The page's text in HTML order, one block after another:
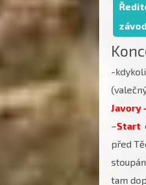
-
Javory
–Start
před
tam